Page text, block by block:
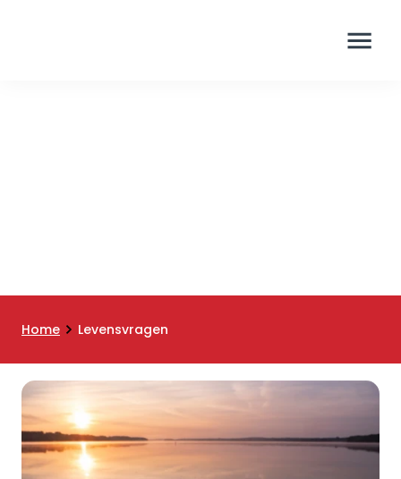
Home Levensvragen